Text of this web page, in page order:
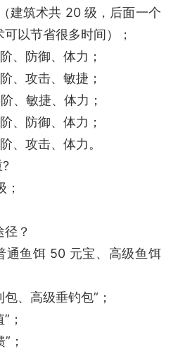
建筑术共 20 级，后面一个
以节省很多时间）；
、防御、体力；
、攻击、敏捷；
、敏捷、体力；
、防御、体力；
、攻击、体力。
？
通鱼饵 50 元宝、高级鱼饵
、高级垂钓包”；
；
；